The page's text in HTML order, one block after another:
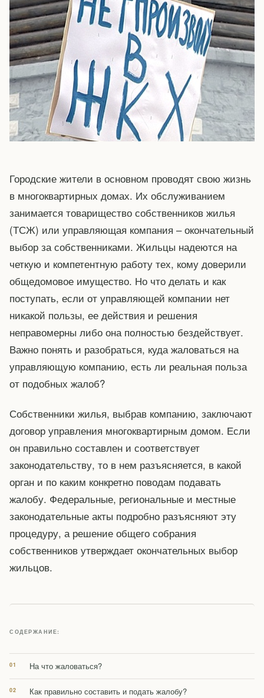
Городские жители в основном проводят свою жизнь
в многоквартирных домах. Их обслуживанием
занимается товарищество собственников жилья
(ТСЖ) или управляющая компания – окончательный
выбор за собственниками. Жильцы надеются на
четкую и компетентную работу тех, кому доверили
общедомовое имущество. Но что делать и как
поступать, если от управляющей компании нет
никакой пользы, ее действия и решения
неправомерны либо она полностью бездействует.
Важно понять и разобраться, куда жаловаться на
управляющую компанию, есть ли реальная польза
от подобных жалоб?
Собственники жилья, выбрав компанию, заключают
договор управления многоквартирным домом. Если
он правильно составлен и соответствует
законодательству, то в нем разъясняется, в какой
орган и по каким конкретно поводам подавать
жалобу. Федеральные, региональные и местные
законодательные акты подробно разъясняют эту
процедуру, а решение общего собрания
собственников утверждает окончательных выбор
жильцов.
СОДЕРЖАНИЕ:
На что жаловаться?
Как правильно составить и подать жалобу?